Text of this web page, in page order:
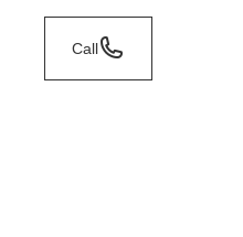
Call